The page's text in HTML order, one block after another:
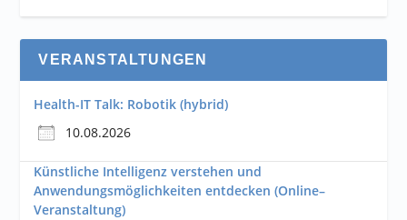
VERANSTALTUNGEN
Health-IT Talk: Robotik (hybrid)
10.08.2026
Künstliche Intelligenz verstehen und
Anwendungsmöglichkeiten entdecken (Online–
Veranstaltung)